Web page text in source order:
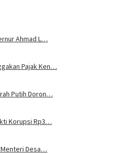
Ahmad L…
Pajak Ken…
Putih Doron…
Korupsi Rp3…
Menteri Desa…